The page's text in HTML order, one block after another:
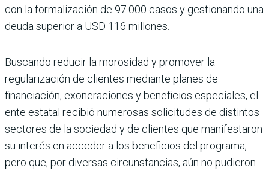
con la formalización de 97.000 casos y gestionando una
deuda superior a USD 116 millones.
Buscando reducir la morosidad y promover la
regularización de clientes mediante planes de
financiación, exoneraciones y beneficios especiales, el
ente estatal recibió numerosas solicitudes de distintos
sectores de la sociedad y de clientes que manifestaron
su interés en acceder a los beneficios del programa,
pero que, por diversas circunstancias, aún no pudieron